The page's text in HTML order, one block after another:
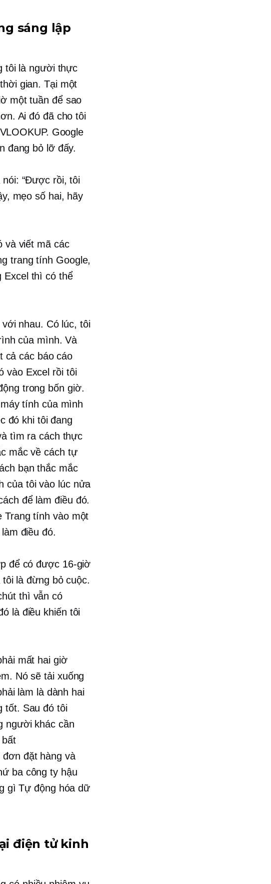
sáng lập
tôi là người thực
gian. Tại một
một tuần để sao
Ai đó đã cho tôi
Google
đang bỏ lỡ đấy.
“Được rồi, tôi
mẹo số hai, hãy
và viết mã các
trang tính Google,
Excel thì có thể
nhau. Có lúc, tôi
của mình. Và
cả các báo cáo
vào Excel rồi tôi
trong bốn giờ.
tính của mình
đó khi tôi đang
tìm ra cách thực
mắc về cách tự
bạn thắc mắc
của tôi vào lúc nửa
để làm điều đó.
Trang tính vào một
điều đó.
để có được 16-giờ
là đừng bỏ cuộc.
thì vẫn có
là điều khiến tôi
mất hai giờ
Nó sẽ tải xuống
làm là dành hai
tốt. Sau đó tôi
người khác cần
đặt hàng và
bacông ty hậu
gì Tự động hóa dữ
điện tửkinh